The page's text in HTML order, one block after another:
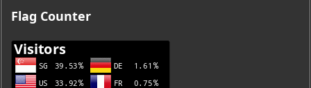
一
Flag Counter